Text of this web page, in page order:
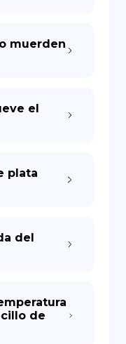
muerden
el
plata
del
de